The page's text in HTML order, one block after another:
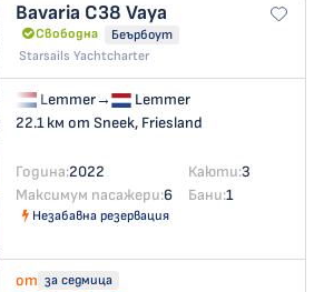
Bavaria C38 Vaya
Свободна
Беърбоут
Starsails Yachtcharter
Lemmer→
Lemmer
22.1 км от Sneek, Friesland
Година:2022 Каюти:3
Максимум пасажери:6 Бани:1
Незабавна резервация
от за седмица